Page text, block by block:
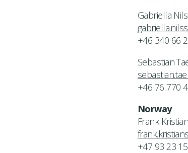
Gabriella
+46 340 66
Sebastian
+46 76 770
Norway
Frank
+47 93 23